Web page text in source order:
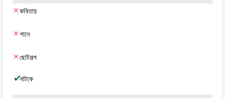
কবিতায়
গানে
ছোটগল্প
নাটকে